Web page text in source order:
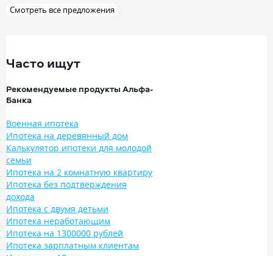
Смотреть все предложения
Часто ищут
Рекомендуемые продукты Альфа-
Банка
Военная ипотека
Ипотека на деревянный дом
Калькулятор ипотеки для молодой
семьи
Ипотека на 2 комнатную квартиру
Ипотека без подтверждения
дохода
Ипотека с двумя детьми
Ипотека неработающим
Ипотека на 1300000 рублей
Ипотека зарплатным клиентам